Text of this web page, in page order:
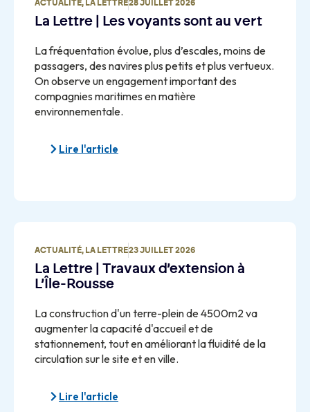
ACTUALITÉ, LA LETTRE28 JUILLET 2026
La Lettre | Les voyants sont au vert
La fréquentation évolue, plus d’escales, moins de
passagers, des navires plus petits et plus vertueux.
On observe un engagement important des
compagnies maritimes en matière
environnementale.
Lire l'article
ACTUALITÉ, LA LETTRE23 JUILLET 2026
La Lettre | Travaux d’extension à
L’Île-Rousse
La construction d'un terre-plein de 4500m2 va
augmenter la capacité d'accueil et de
stationnement, tout en améliorant la fluidité de la
circulation sur le site et en ville.
Lire l'article